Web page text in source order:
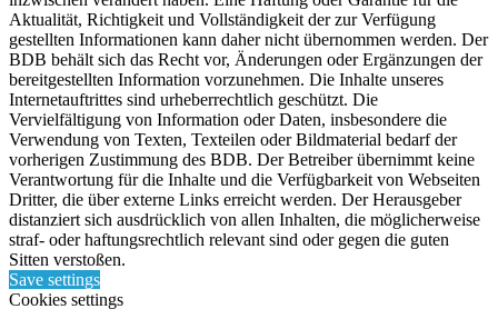
Aktualität, Richtigkeit und Vollständigkeit der zur Verfügung
gestellten Informationen kann daher nicht übernommen werden. Der
BDB behält sich das Recht vor, Änderungen oder Ergänzungen der
bereitgestellten Information vorzunehmen. Die Inhalte unseres
Internetauftrittes sind urheberrechtlich geschützt. Die
Vervielfältigung von Information oder Daten, insbesondere die
Verwendung von Texten, Texteilen oder Bildmaterial bedarf der
vorherigen Zustimmung des BDB. Der Betreiber übernimmt keine
Verantwortung für die Inhalte und die Verfügbarkeit von Webseiten
Dritter, die über externe Links erreicht werden. Der Herausgeber
distanziert sich ausdrücklich von allen Inhalten, die möglicherweise
straf- oder haftungsrechtlich relevant sind oder gegen die guten
Sitten verstoßen.
Save settings
Cookies settings